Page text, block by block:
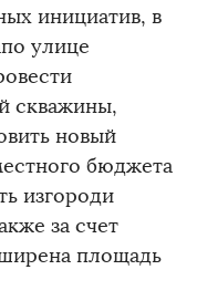
инициатив, в
улице
скважины,
новый
бюджета
изгороди
за счет
площадь